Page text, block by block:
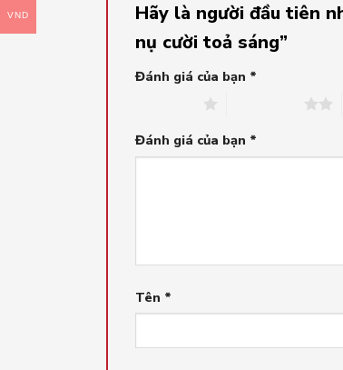
Hãy là người đầu tiên
nụ cười toả sáng”
Đánh giá của bạn *
Đánh giá của bạn *
Tên *
VND